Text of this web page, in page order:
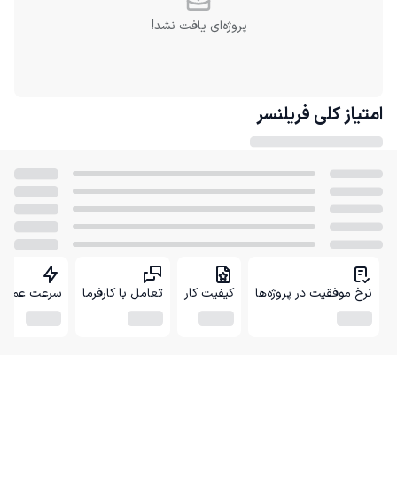
پروژه‌ای یافت نشد!
امتیاز کلی فریلنسر
نرخ موفقیت در پروژه‌ها کیفیت کار تعامل با کارفرما سرعت عمل